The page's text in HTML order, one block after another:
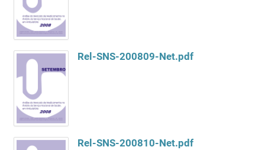
Rel-SNS-200809-Net.pdf
Rel-SNS-200810-Net.pdf